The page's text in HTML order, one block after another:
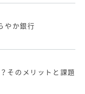
やか銀行
そのメリットと課題